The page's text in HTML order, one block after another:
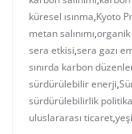
küresel ısınma,Kyoto
metan salınımı,
sera etkisi,sera gazı
sınırda karbon
sürdürülebilir enerji,
sürdürülebilirlik
uluslararası ticaret,